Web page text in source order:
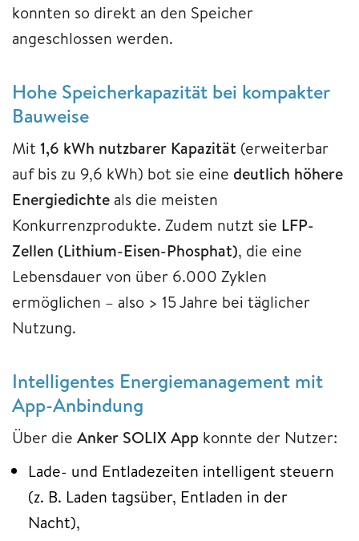
konnten so direkt an den Speicher
angeschlossen werden.
Hohe Speicherkapazität bei kompakter
Bauweise
Mit 1,6 kWh nutzbarer Kapazität (erweiterbar
auf bis zu 9,6 kWh) bot sie eine deutlich höhere
Energiedichte als die meisten
Konkurrenzprodukte. Zudem nutzt sie LFP-
Zellen (Lithium-Eisen-Phosphat), die eine
Lebensdauer von über 6.000 Zyklen
ermöglichen – also > 15 Jahre bei täglicher
Nutzung.
Intelligentes Energiemanagement mit
App-Anbindung
Über die Anker SOLIX App konnte der Nutzer:
Lade- und Entladezeiten intelligent steuern
(z. B. Laden tagsüber, Entladen in der
Nacht),